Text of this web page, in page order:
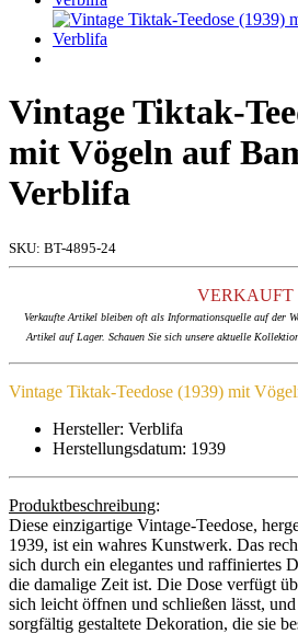
Vintage Tiktak-
mit Vögeln auf
Verblifa
SKU: BT-4895-24
VERKAUFT
Verkaufte Artikel bleiben oft als Informationsquelle auf der
Artikel auf Lager. Schauen Sie sich unsere aktuelle
Vintage Tiktak-Teedose (1939) mit
Hersteller: Verblifa
Herstellungsdatum: 1939
Produktbeschreibung:
Diese einzigartige Vintage-Teedose,
1939, ist ein wahres Kunstwerk. Das
sich durch ein elegantes und raffiniertes
die damalige Zeit ist. Die Dose verfügt
sich leicht öffnen und schließen lässt,
sorgfältig gestaltete Dekoration, die sie